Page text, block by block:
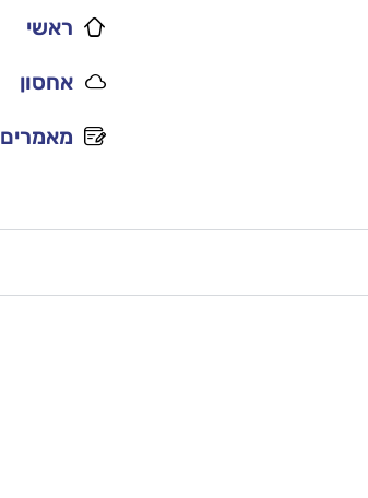
ראשי
אחסון
מאמרים